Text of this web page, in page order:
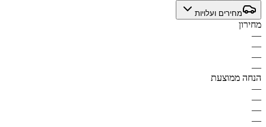
מחירים ועלויות
מחירון
—
—
—
—
הנחה ממוצעת
—
—
—
—